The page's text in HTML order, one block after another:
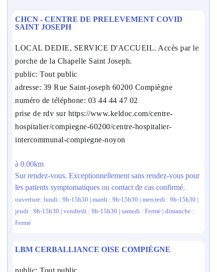
CHCN - CENTRE DE PRELEVEMENT COVID
SAINT JOSEPH
LOCAL DEDIE, SERVICE D'ACCUEIL. Accès par le
porche de la Chapelle Saint Joseph.
public: Tout public
adresse: 39 Rue Saint-joseph 60200 Compiègne
numéro de téléphone: 03 44 44 47 02
prise de rdv sur https://www.keldoc.com/centre-
hospitalier/compiegne-60200/centre-hospitalier-
intercommunal-compiegne-noyon
à 0.00km
Sur rendez-vous. Exceptionnellement sans rendez-vous pour
les patients symptomatiques ou contact de cas confirmé.
ouverture: lundi : 9h-15h30 | mardi : 9h-15h30 | mercredi : 9h-15h30 |
jeudi : 9h-15h30 | vendredi : 9h-15h30 | samedi : Fermé | dimanche :
Fermé
LBM CERBALLIANCE OISE COMPIÈGNE
public: Tout public